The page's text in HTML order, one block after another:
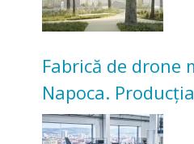
Fabrică de drone
Napoca.
înceapă în